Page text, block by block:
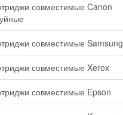
совместимые Canon
совместимые Samsung
совместимые Xerox
совместимые Epson